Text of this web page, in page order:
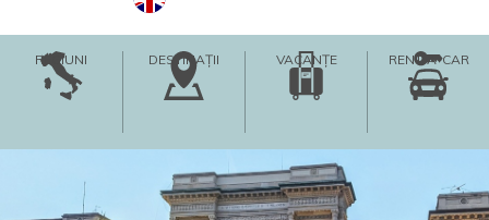
REGIUNI DESTINAȚII VACANȚE RENT-A-CAR